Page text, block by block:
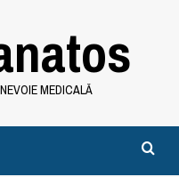
MEDICALĂ